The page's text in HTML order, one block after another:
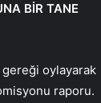
BİR TANE
gereği oylayarak
raporu.